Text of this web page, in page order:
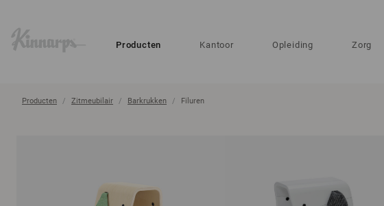
Producten Kantoor Opleiding Zorg
Producten Zitmeubilair Barkrukken Filuren